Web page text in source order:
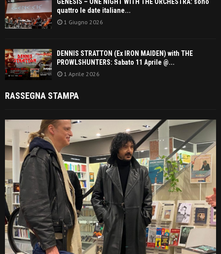
quattro le date italiane...
1 Giugno 2026
DENNIS STRATTON (Ex IRON MAIDEN) with THE
PROWLSHUNTERS: Sabato 11 Aprile @...
1 Aprile 2026
RASSEGNA STAMPA